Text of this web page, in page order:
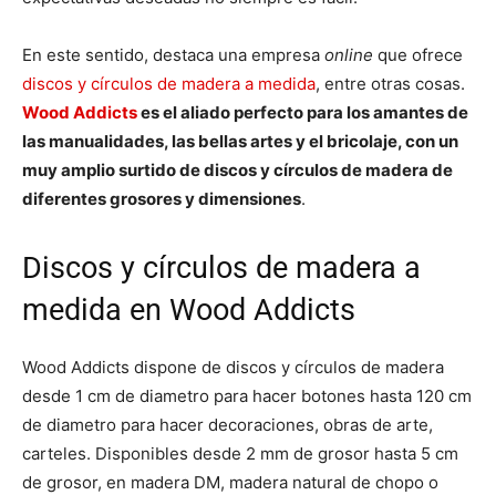
En este sentido, destaca una empresa online que ofrece
discos y círculos de madera a medida, entre otras cosas.
Wood Addictses el aliado perfecto para los amantes de
las manualidades, las bellas artes y el bricolaje, con un
muy amplio surtido de discos y círculos de madera de
diferentes grosores y dimensiones.
Discos y círculos de madera a
medida en Wood Addicts
Wood Addicts dispone de discos y círculos de madera
desde 1 cm de diametro para hacer botones hasta 120 cm
de diametro para hacer decoraciones, obras de arte,
carteles. Disponibles desde 2 mm de grosor hasta 5 cm
de grosor, en madera DM, madera natural de chopo o